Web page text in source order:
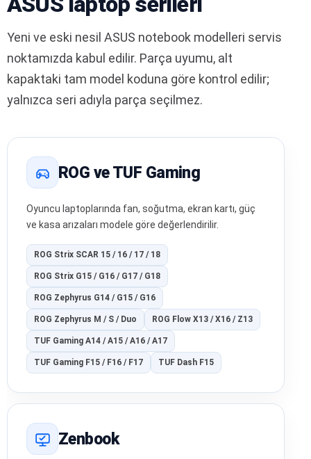
Yeni ve eski nesil ASUS notebook modelleri servis
noktamızda kabul edilir. Parça uyumu, alt
kapaktaki tam model koduna göre kontrol edilir;
yalnızca seri adıyla parça seçilmez.
ROG ve TUF Gaming
Oyuncu laptoplarında fan, soğutma, ekran kartı, güç
ve kasa arızaları modele göre değerlendirilir.
ROG Strix SCAR 15 / 16 / 17 / 18
ROG Strix G15 / G16 / G17 / G18
ROG Zephyrus G14 / G15 / G16
ROG Zephyrus M / S / Duo ROG Flow X13 / X16 / Z13
TUF Gaming A14 / A15 / A16 / A17
TUF Gaming F15 / F16 / F17 TUF Dash F15
Zenbook